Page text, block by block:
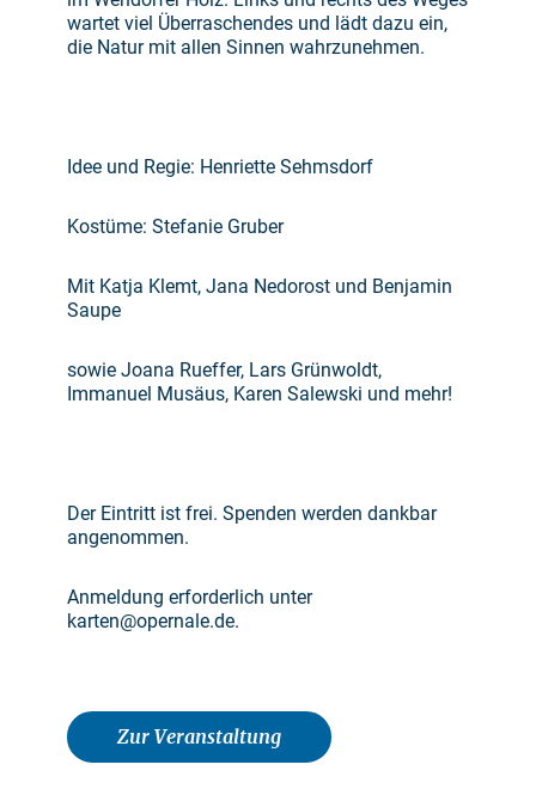
wartet viel Überraschendes und lädt dazu ein,
die Natur mit allen Sinnen wahrzunehmen.
Idee und Regie: Henriette Sehmsdorf
Kostüme: Stefanie Gruber
Mit Katja Klemt, Jana Nedorost und Benjamin
Saupe
sowie Joana Rueffer, Lars Grünwoldt,
Immanuel Musäus, Karen Salewski und mehr!
Der Eintritt ist frei. Spenden werden dankbar
angenommen.
Anmeldung erforderlich unter
karten@opernale.de.
Zur Veranstaltung